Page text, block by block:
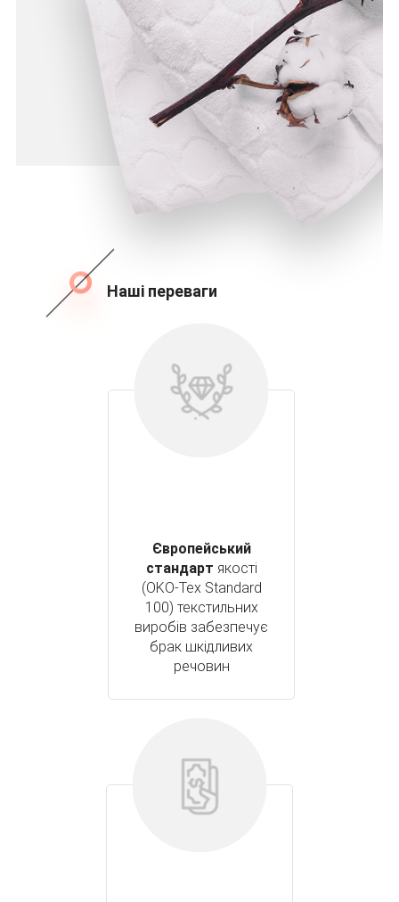
Наші переваги
Європейський
стандарт якості
(OKO-Tex Standard
100) текстильних
виробів забезпечує
брак шкідливих
речовин